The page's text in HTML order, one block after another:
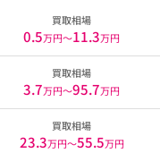
買取相場
0.5万円〜11.3万円
買取相場
3.7万円〜95.7万円
買取相場
23.3万円〜55.5万円